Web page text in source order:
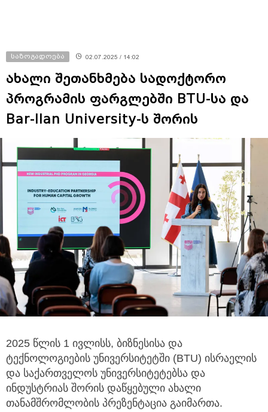
საზოგადოება 02.07.2025 / 14:02
ახალი შეთანხმება სადოქტორო
პროგრამის ფარგლებში BTU-სა და
Bar-Ilan University-ს შორის
2025 წლის 1 ივლისს, ბიზნესისა და
ტექნოლოგიების უნივერსიტეტში (BTU) ისრაელის
და საქართველოს უნივერსიტეტებსა და
ინდუსტრიას შორის დაწყებული ახალი
თანამშრომლობის პრეზენტაცია გაიმართა.